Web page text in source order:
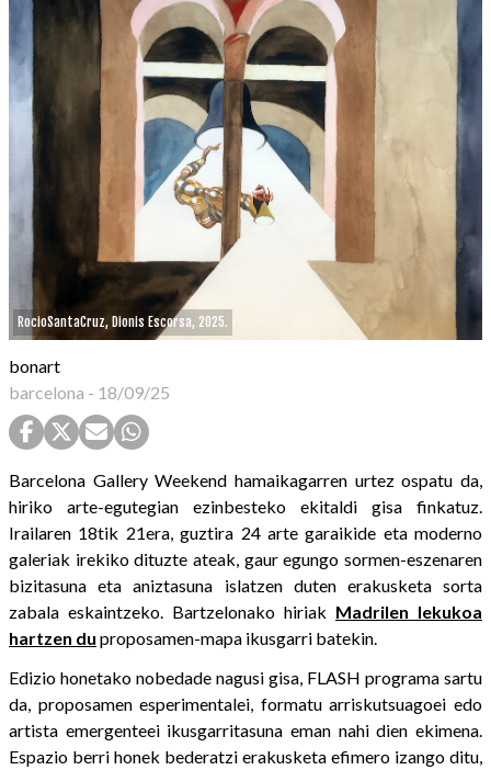
RocioSantaCruz, Dionis Escorsa, 2025.
bonart
barcelona - 18/09/25
Barcelona Gallery Weekend hamaikagarren urtez ospatu da,
hiriko arte-egutegian ezinbesteko ekitaldi gisa finkatuz.
Irailaren 18tik 21era, guztira 24 arte garaikide eta moderno
galeriak irekiko dituzte ateak, gaur egungo sormen-eszenaren
bizitasuna eta aniztasuna islatzen duten erakusketa sorta
zabala eskaintzeko. Bartzelonako hiriak Madrilen lekukoa
hartzen du proposamen-mapa ikusgarri batekin.
Edizio honetako nobedade nagusi gisa, FLASH programa sartu
da, proposamen esperimentalei, formatu arriskutsuagoei edo
artista emergenteei ikusgarritasuna eman nahi dien ekimena.
Espazio berri honek bederatzi erakusketa efimero izango ditu,